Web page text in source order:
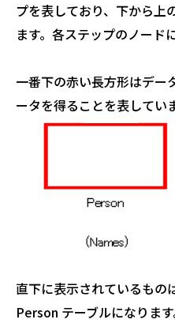
プを表しており、下から上
ます。各ステップのノード
一番下の赤い長方形はデー
ータを得ることを表してい
直下に表示されているもの
Person テーブルになりま